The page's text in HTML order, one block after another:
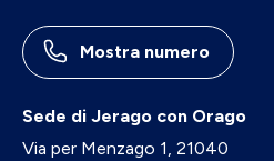
Mostra numero
Sede di Jerago con Orago
Via per Menzago 1, 21040